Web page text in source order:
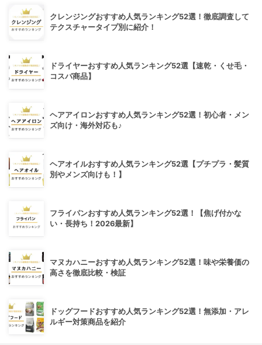
クレンジングおすすめ人気ランキング52選！徹底調査して
テクスチャータイプ別に紹介！
ドライヤーおすすめ人気ランキング52選【速乾・くせ毛・
コスパ商品】
ヘアアイロンおすすめ人気ランキング52選！初心者・メン
ズ向け・海外対応も♪
ヘアオイルおすすめ人気ランキング52選【プチプラ・髪質
別やメンズ向けも！】
フライパンおすすめ人気ランキング52選！【焦げ付かな
い・長持ち！2026最新】
マヌカハニーおすすめ人気ランキング52選！味や栄養価の
高さを徹底比較・検証
ドッグフードおすすめ人気ランキング52選！無添加・アレ
ルギー対策商品を紹介